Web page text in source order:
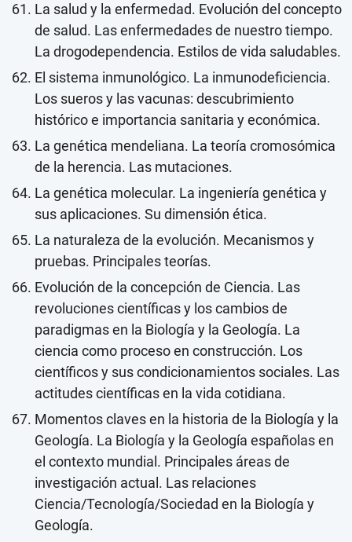
La salud y la enfermedad. Evolución del concepto
de salud. Las enfermedades de nuestro tiempo.
La drogodependencia. Estilos de vida saludables.
El sistema inmunológico. La inmunodeficiencia.
Los sueros y las vacunas: descubrimiento
histórico e importancia sanitaria y económica.
La genética mendeliana. La teoría cromosómica
de la herencia. Las mutaciones.
La genética molecular. La ingeniería genética y
sus aplicaciones. Su dimensión ética.
La naturaleza de la evolución. Mecanismos y
pruebas. Principales teorías.
Evolución de la concepción de Ciencia. Las
revoluciones científicas y los cambios de
paradigmas en la Biología y la Geología. La
ciencia como proceso en construcción. Los
científicos y sus condicionamientos sociales. Las
actitudes científicas en la vida cotidiana.
Momentos claves en la historia de la Biología y la
Geología. La Biología y la Geología españolas en
el contexto mundial. Principales áreas de
investigación actual. Las relaciones
Ciencia/Tecnología/Sociedad en la Biología y
Geología.